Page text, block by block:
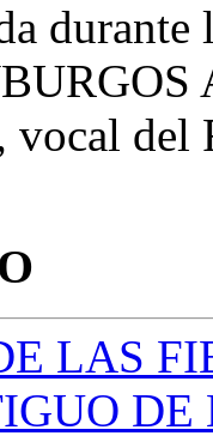
durante
vocal del
LAS
DE